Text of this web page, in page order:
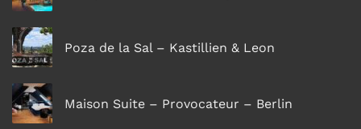
Poza de la Sal – Kastillien & Leon
Maison Suite – Provocateur – Berlin